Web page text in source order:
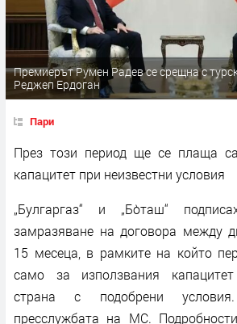
Премиерът Румен Радев се срещна с
Реджеп Ердоган
Пари
През този период ще се плаща
капацитет при неизвестни условия
„Булгаргаз“ и „Бо̀таш“
замразяване на договора между
15 месеца, в рамките на който
само за използвания
страна с подобрени
пресслужбата на МС.